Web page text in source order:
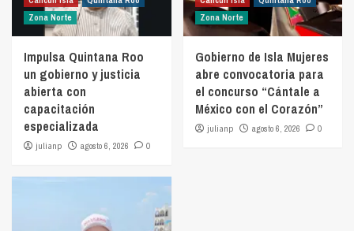
Zona Norte
Impulsa Quintana Roo
un gobierno y justicia
abierta con
capacitación
especializada
julianp agosto 6, 2026 0
Zona Norte
Gobierno de Isla Mujeres
abre convocatoria para
el concurso “Cántale a
México con el Corazón”
julianp agosto 6, 2026 0